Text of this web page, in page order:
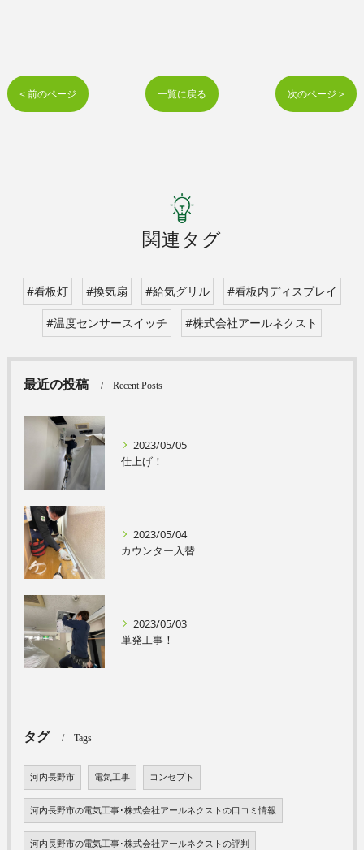
< 前のページ 一覧に戻る 次のページ >
関連タグ
#看板灯 #換気扇 #給気グリル #看板内ディスプレイ
#温度センサースイッチ #株式会社アールネクスト
最近の投稿 Recent Posts
2023/05/05
仕上げ！
2023/05/04
カウンター入替
2023/05/03
単発工事！
タグ Tags
河内長野市 電気工事 コンセプト
河内長野市の電気工事･株式会社アールネクストの口コミ情報
河内長野市の電気工事･株式会社アールネクストの評判